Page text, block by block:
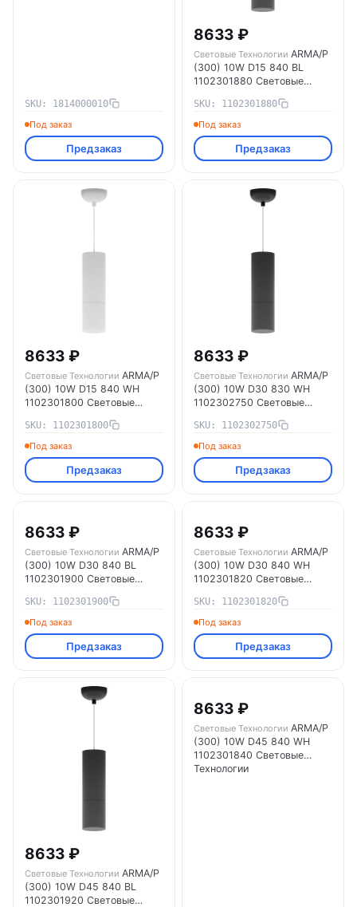
SKU: 1814000010
Под заказ
Предзаказ
8633 ₽
Световые Технологии ARMA/P
(300) 10W D15 840 BL
1102301880 Световые
SKU: 1102301880
Под заказ
Предзаказ
8633 ₽
Световые Технологии ARMA/P
(300) 10W D15 840 WH
1102301800 Световые
SKU: 1102301800
Под заказ
Предзаказ
8633 ₽
Световые Технологии ARMA/P
(300) 10W D30 830 WH
1102302750 Световые
SKU: 1102302750
Под заказ
Предзаказ
8633 ₽
Световые Технологии ARMA/P
(300) 10W D30 840 BL
1102301900 Световые
SKU: 1102301900
Под заказ
Предзаказ
8633 ₽
Световые Технологии ARMA/P
(300) 10W D30 840 WH
1102301820 Световые
SKU: 1102301820
Под заказ
Предзаказ
8633 ₽
Световые Технологии ARMA/P
(300) 10W D45 840 BL
1102301920 Световые
8633 ₽
Световые Технологии ARMA/P
(300) 10W D45 840 WH
1102301840 Световые
Технологии